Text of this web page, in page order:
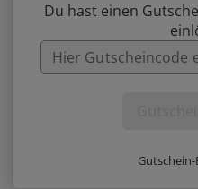
Du hast einen